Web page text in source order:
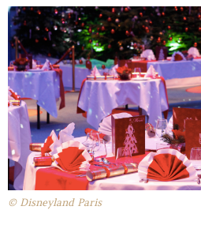
© Disneyland Paris